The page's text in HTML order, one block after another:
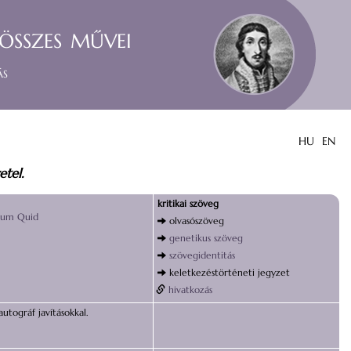
művei
HU EN
Quid
kritikai szöveg
olvasószöveg
genetikus szöveg
szövegidentitás
keletkezéstörténeti jegyzet
hivatkozás
javításokkal.